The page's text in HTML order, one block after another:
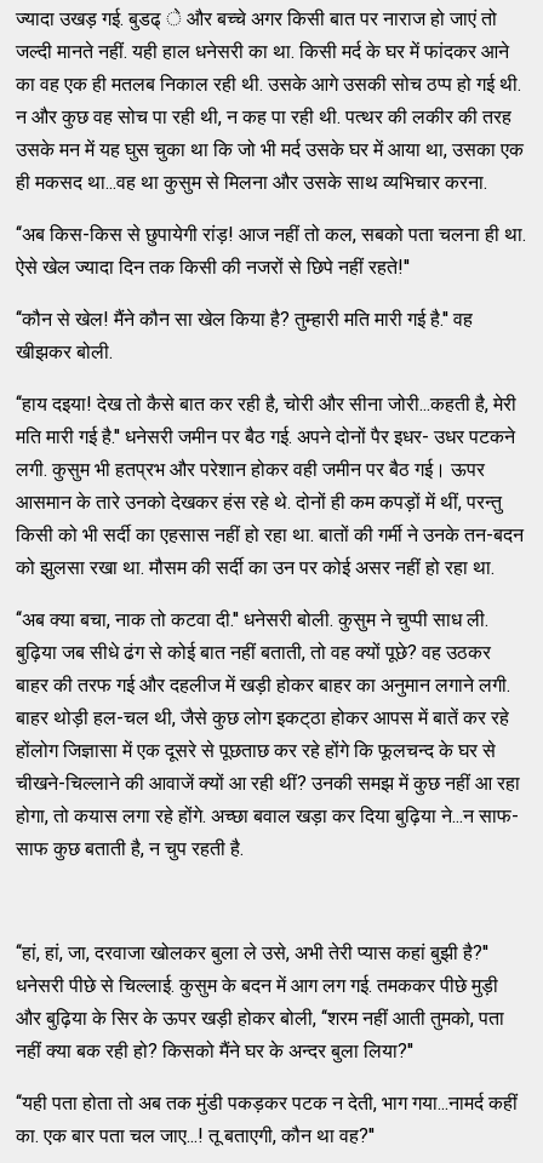
ज्‍यादा उखड़ गई. बुडढ्‌ े और बच्‍चे अगर किसी बात पर नाराज हो जाएं तो
जल्‍दी मानते नहीं. यही हाल धनेसरी का था. किसी मर्द के घर में फांदकर आने
का वह एक ही मतलब निकाल रही थी. उसके आगे उसकी सोच ठप्‍प हो गई थी.
न और कुछ वह सोच पा रही थी, न कह पा रही थी. पत्‍थर की लकीर की तरह
उसके मन में यह घुस चुका था कि जो भी मर्द उसके घर में आया था, उसका एक
ही मकसद था...वह था कुसुम से मिलना और उसके साथ व्‍यभिचार करना.
‘‘अब किस-किस से छुपायेगी रांड़! आज नहीं तो कल, सबको पता चलना ही था.
ऐसे खेल ज्‍यादा दिन तक किसी की नजरों से छिपे नहीं रहते!''
‘‘कौन से खेल! मैंने कौन सा खेल किया है? तुम्‍हारी मति मारी गई है.'' वह
खीझकर बोली.
‘‘हाय दइया! देख तो कैसे बात कर रही है, चोरी और सीना जोरी...कहती है, मेरी
मति मारी गई है.'' धनेसरी जमीन पर बैठ गई. अपने दोनों पैर इधर- उधर पटकने
लगी. कुसुम भी हतप्रभ और परेशान होकर वही जमीन पर बैठ गई। ऊपर
आसमान के तारे उनको देखकर हंस रहे थे. दोनों ही कम कपड़ों में थीं, परन्‍तु
किसी को भी सर्दी का एहसास नहीं हो रहा था. बातों की गर्मी ने उनके तन-बदन
को झुलसा रखा था. मौसम की सर्दी का उन पर कोई असर नहीं हो रहा था.
‘‘अब क्‍या बचा, नाक तो कटवा दी.'' धनेसरी बोली. कुसुम ने चुप्‍पी साध ली.
बुढ़िया जब सीधे ढंग से कोई बात नहीं बताती, तो वह क्‍यों पूछे? वह उठकर
बाहर की तरफ गई और दहलीज में खड़ी होकर बाहर का अनुमान लगाने लगी.
बाहर थोड़ी हल-चल थी, जैसे कुछ लोग इकट्‌ठा होकर आपस में बातें कर रहे
होंलोग जिज्ञासा में एक दूसरे से पूछताछ कर रहे होंगे कि फूलचन्‍द के घर से
चीखने-चिल्‍लाने की आवाजें क्‍यों आ रही थीं? उनकी समझ में कुछ नहीं आ रहा
होगा, तो कयास लगा रहे होंगे. अच्‍छा बवाल खड़ा कर दिया बुढ़िया ने...न साफ-
साफ कुछ बताती है, न चुप रहती है.
‘‘हां, हां, जा, दरवाजा खोलकर बुला ले उसे, अभी तेरी प्‍यास कहां बुझी है?''
धनेसरी पीछे से चिल्‍लाई. कुसुम के बदन में आग लग गई. तमककर पीछे मुड़ी
और बुढ़िया के सिर के ऊपर खड़ी होकर बोली, ‘‘शरम नहीं आती तुमको, पता
नहीं क्‍या बक रही हो? किसको मैंने घर के अन्‍दर बुला लिया?''
‘‘यही पता होता तो अब तक मुंडी पकड़कर पटक न देती, भाग गया...नामर्द कहीं
का. एक बार पता चल जाए...! तू बताएगी, कौन था वह?''